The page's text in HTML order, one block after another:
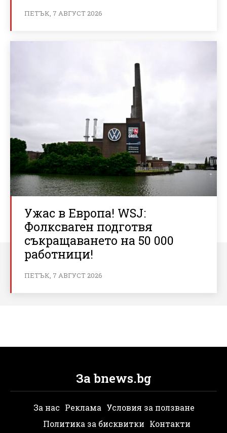
ПЕТЪК, 7 АВГУСТ 2026
Ужас в Европа! WSJ:
Фолксваген подготвя
съкращаването на 50 000
работници!
ПЕТЪК, 7 АВГУСТ 2026
За bnews.bg
За нас Реклама Условия за ползване
Политика за бисквитки Контакти